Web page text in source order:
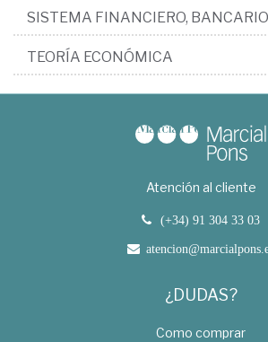
SISTEMA FINANCIERO,
TEORÍA ECONÓMICA
Atención al cliente
(+34) 91 304 33 03
¿DUDAS?
Como comprar